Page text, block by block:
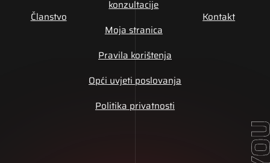
Članstvo
konzultacije
Moja stranica
Kontakt
Pravila korištenja
Opći uvjeti poslovanja
Politika privatnosti